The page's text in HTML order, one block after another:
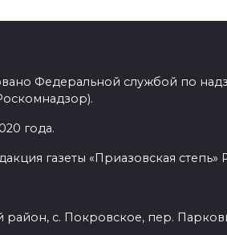
Федеральной службой по
года.
газеты «Приазовская степь»
с. Покровское, пер.